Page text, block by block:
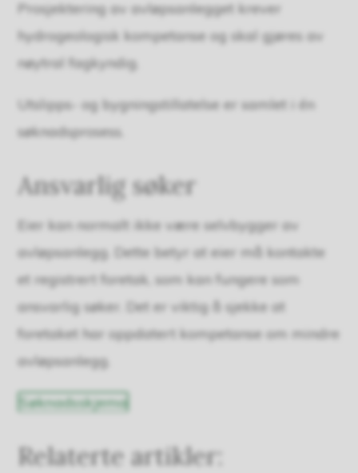
Prosjektering av avløpsanlegget krever
hydrogeologisk kompetanse og skal gjøres av
nøytral fagkyndig.
Utslipps- og bygningstillatelse er samlet i én
søknadsprosess.
Ansvarlig søker
Eier kan normalt ikke være selvbygger av
avløpsanlegg. Dette betyr at eier må kontakte
et registrert foretak, som kan fungere som
ansvarlig søker. Det er viktig å sjekke at
foretaket har oppdatert kompetanse om mindre
avløpsanlegg.
Søknadsskjema
Relaterte artikler: